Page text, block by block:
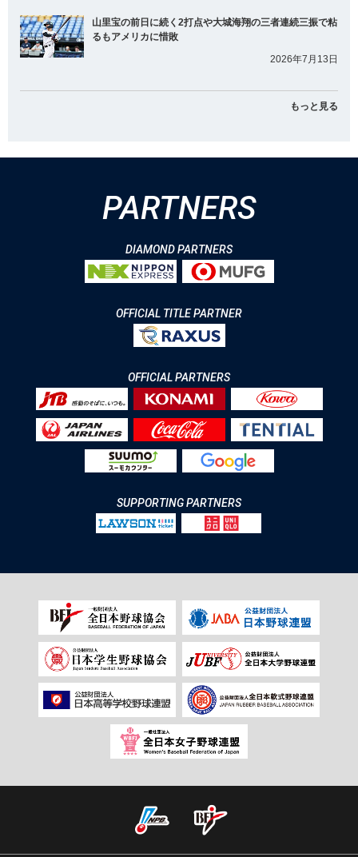
山里宝の前日に続く2打点や大城海翔の三者連続三振で粘
るもアメリカに惜敗
2026年7月13日
もっと見る
PARTNERS
DIAMOND PARTNERS
OFFICIAL TITLE PARTNER
OFFICIAL PARTNERS
SUPPORTING PARTNERS